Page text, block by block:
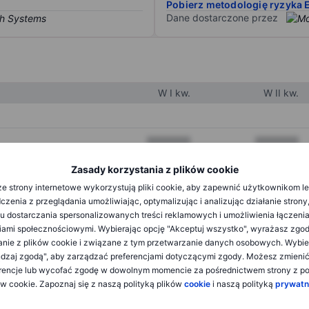
Zasady korzystania z plików cookie
strony internetowe wykorzystują pliki cookie, aby zapewnić użytkownikom
z przeglądania umożliwiając, optymalizując i analizując działanie
dostarczania spersonalizowanych treści reklamowych i umożliwienia
społecznościowymi. Wybierając opcję "Akceptuj wszystko", wyrażasz
z plików cookie i związane z tym przetwarzanie danych osobowych.
zgodą", aby zarządzać preferencjami dotyczącymi zgody. Możesz
lub wycofać zgodę w dowolnym momencie za pośrednictwem strony z
cookie. Zapoznaj się z naszą polityką plików cookie i naszą polityką
Pobierz metodologię ryzyka
Dane dostarczone przez
W I kw. W II kw.
XXXXXXX XXXXXXX
XXXXXXX
XXXXXXX XXXXXXX
XXXXXXX XXXXXXX
XXXXXXX